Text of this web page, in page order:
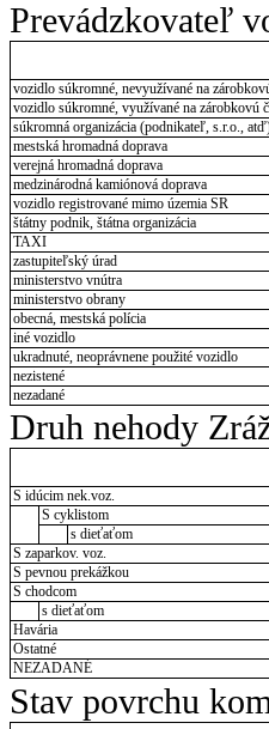
Prevádzkovateľ
vozidlo súkromné, nevyužívané na
vozidlo súkromné, využívané na zárobkovú
súkromná organizácia (podnikateľ, s.r.o.,
mestská hromadná doprava
verejná hromadná doprava
medzinárodná kamiónová doprava
vozidlo registrované mimo územia SR
štátny podnik, štátna organizácia
TAXI
zastupiteľský úrad
ministerstvo vnútra
ministerstvo obrany
obecná, mestská polícia
iné vozidlo
ukradnuté, neoprávnene použité vozidlo
nezistené
nezadané
Druh nehody
S idúcim nek.voz.
S cyklistom
s dieťaťom
S zaparkov. voz.
S pevnou prekážkou
S chodcom
s dieťaťom
Havária
Ostatné
NEZADANÉ
Stav povrchu